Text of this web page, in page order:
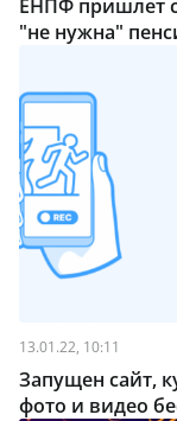
ЕНПФ пришлет
"не нужна"
13.01.22, 10:11
Запущен сайт,
фото и видео